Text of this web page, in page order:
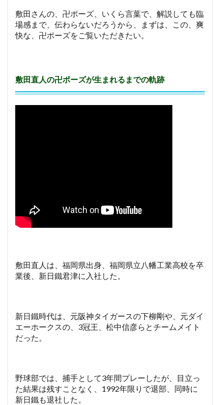
敷田さんの、卍ポーズ、いくら言葉で、解説しても臨
場感まで、伝わらないだろうから、まずは、この、爽
快な、卍ポーズをご覧いただきたい。
敷田直人の卍ポーズが生まれるまでの軌跡
敷田直人は、福岡県出身、福岡県立八幡工業高校を卒
業後、新日鐵君津に入社した。
新日鐵時代は、元阪神タイガースの下柳剛や、元ダイ
エーホークスの、3冠王、松中信彦らとチームメイト
だった。
野球部では、捕手として3年間プレーしたが、目立っ
た結果は残すことなく、1992年限りで退部、同時に
新日鐵も退社した。